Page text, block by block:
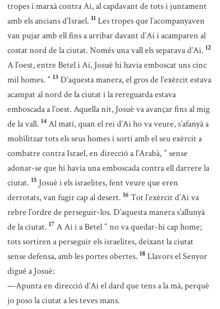
tropes i marxà contra Ai, al capdavant de tots i juntament
amb els ancians d’Israel. 11 Les tropes que l’acompanyaven
van pujar amb ell fins a arribar davant d’Ai i acamparen al
costat nord de la ciutat. Només una vall els separava d’Ai. 12
A l’oest, entre Betel i Ai, Josuè hi havia emboscat uns cinc
mil homes. * 13 D’aquesta manera, el gros de l’exèrcit estava
acampat al nord de la ciutat i la rereguarda estava
emboscada a l’oest. Aquella nit, Josuè va avançar fins al mig
de la vall. 14 Al matí, quan el rei d’Ai ho va veure, s’afanyà a
mobilitzar tots els seus homes i sortí amb el seu exèrcit a
combatre contra Israel, en direcció a l’Arabà, * sense
adonar-se que hi havia una emboscada contra ell darrere la
ciutat. 15 Josuè i els israelites, fent veure que eren
derrotats, van fugir cap al desert. 16 Tot l’exèrcit d’Ai va
rebre l’ordre de perseguir-los. D’aquesta manera s’allunyà
de la ciutat. 17 A Ai i a Betel * no va quedar-hi cap home;
tots sortiren a perseguir els israelites, deixant la ciutat
sense defensa, amb les portes obertes. 18 Llavors el Senyor
digué a Josuè:
—Apunta en direcció d’Ai el dard que tens a la mà, perquè
jo poso la ciutat a les teves mans.